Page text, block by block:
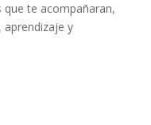
te acompañaran,
aprendizaje y